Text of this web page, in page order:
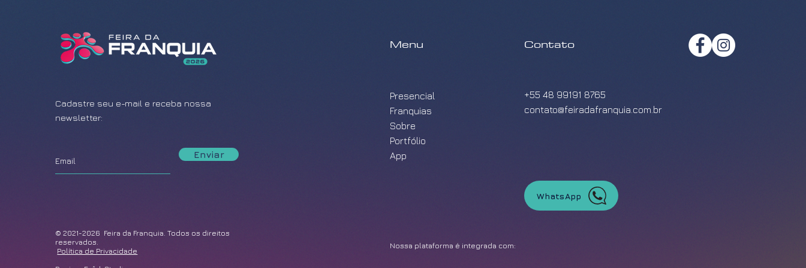
Cadastre seu e-mail e receba nossa
newsletter:
Enviar
© 2021-2026 Feira da Franquia. Todos os direitos
reservados.
Política de Privacidade
Menu
Presencial
Franquias
Sobre
Portfólio
App
Contato
+55 48 99191 8765
contato@feiradafranquia.com.br
WhatsApp
Nossa plataforma é integrada com: